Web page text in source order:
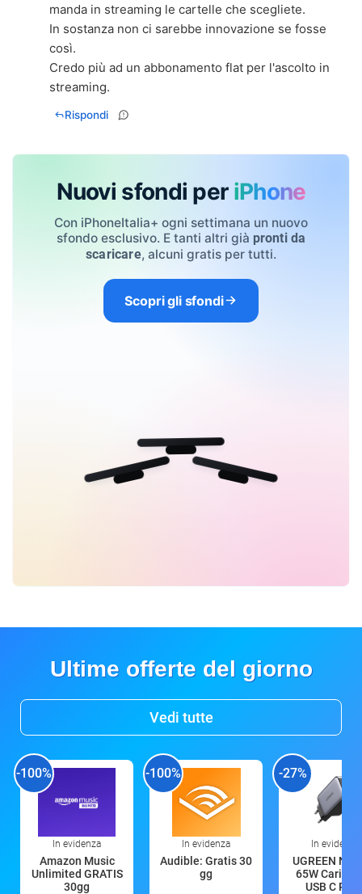
manda in streaming le cartelle che scegliete.
In sostanza non ci sarebbe innovazione se fosse
così.
Credo più ad un abbonamento flat per l'ascolto in
streaming.
Rispondi
Nuovi sfondi per iPhone
Con iPhoneItalia+ ogni settimana un nuovo
sfondo esclusivo. E tanti altri già pronti da
scaricare, alcuni gratis per tutti.
Scopri gli sfondi
Ultime offerte del giorno
Vedi tutte
-100%
In evidenza
Amazon Music
Unlimited GRATIS
30gg
-100%
In evidenza
Audible: Gratis 30
gg
-27%
In evidenza
UGREEN
65W
USB C